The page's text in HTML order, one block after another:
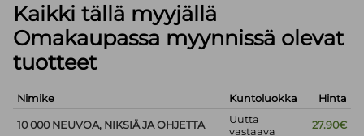
Kaikki tällä myyjällä
Omakaupassa myynnissä olevat
tuotteet
Nimike Kuntoluokka Hinta
10 000 NEUVOA, NIKSIÄ JA OHJETTA
Uutta
vastaava
27.90€